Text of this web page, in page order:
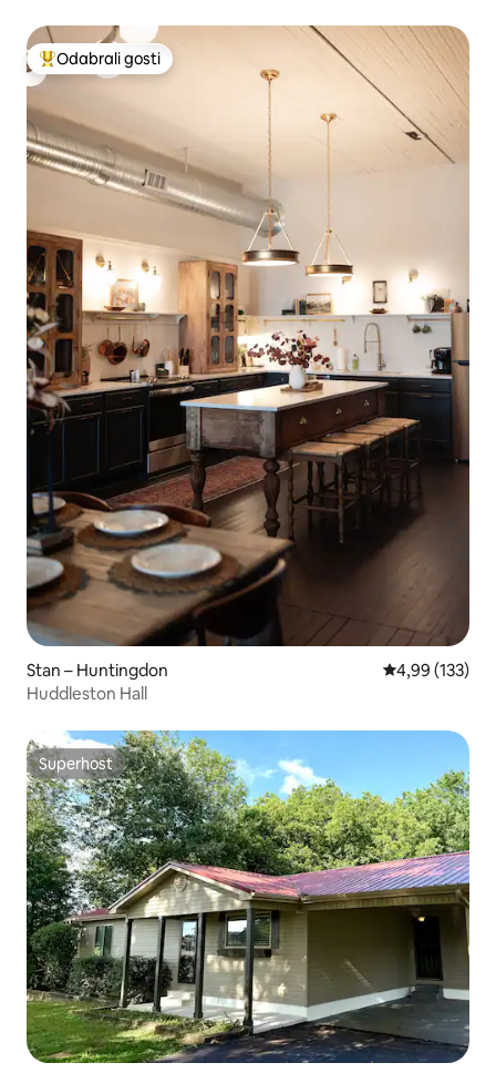
Među najviše rangiranima s oznakom „Odabrali gosti”
Odabrali gosti
Stan – Huntingdon Prosječna
4,99 (133)
Huddleston Hall
Superhost
Superhost